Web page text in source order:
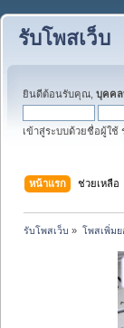
รับโพสเว็บ
ยินดีต้อนรับคุณ, บุคคล
เข้าสู่ระบบด้วยชื่อผู้ใช้
หน้าแรก ช่วยเหลือ
รับโพสเว็บ » โพสเพิ่ม